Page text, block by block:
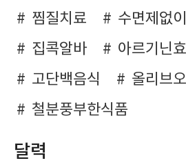
찜질치료
수면제없
집콕알바
아르기닌
고단백음식
올리브
철분풍부한식품
달력